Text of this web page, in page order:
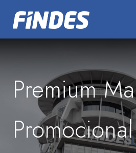
Premium
Promocional